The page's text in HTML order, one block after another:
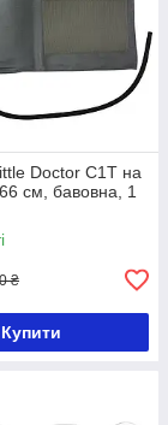
Doctor С1T на
см, бавовна, 1
₴
Купити